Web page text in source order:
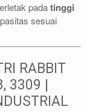
padatinggi
sesuai
RABBIT
3309 |